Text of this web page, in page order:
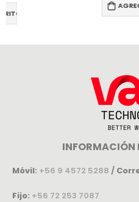
INFORMACIÓN
Móvil: +56 9 4572 5288 /
Fijo: +56 72 253 7087